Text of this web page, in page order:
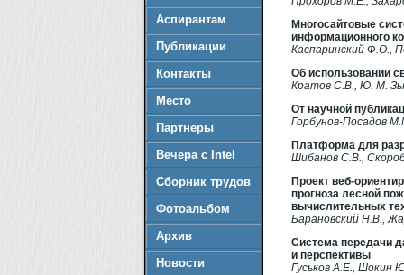
Аспирантам
Публикации
Контакты
Место
Партнеры
Вечера с Intel
Сборник трудов
Фотоальбом
Архив
Новости
Многосайтовые
информационного
Каспаринский Ф.О.,
Об использовании
Кратов С.В., Ю. М.
От научной
Горбунов-Посадов
Платформа для
Шибанов С.В.,
Проект веб-
прогноза лесной
вычислительных
Барановский Н.В.,
Система передачи
и перспективы
Гуськов А.Е., Шокин